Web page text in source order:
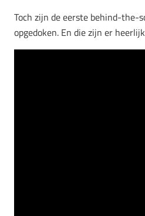
Toch zijn de eerste behind-the-
opgedoken. En die zijn er